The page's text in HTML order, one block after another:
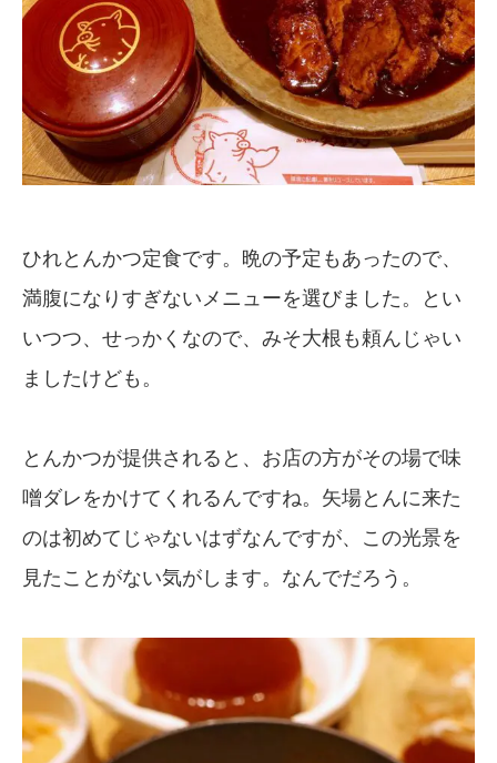
ひれとんかつ定食です。晩の予定もあったので、
満腹になりすぎないメニューを選びました。とい
いつつ、せっかくなので、みそ大根も頼んじゃい
ましたけども。
とんかつが提供されると、お店の方がその場で味
噌ダレをかけてくれるんですね。矢場とんに来た
のは初めてじゃないはずなんですが、この光景を
見たことがない気がします。なんでだろう。